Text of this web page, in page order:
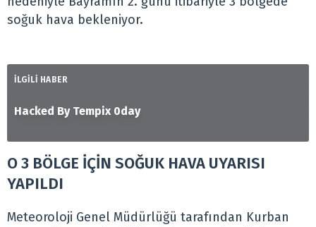
soğuk hava bekleniyor.
İLGİLİ HABER
Hacked By Tempix 0day
O 3 BÖLGE İÇİN SOĞUK HAVA UYARISI
YAPILDI
Meteoroloji Genel Müdürlüğü tarafından Kurban